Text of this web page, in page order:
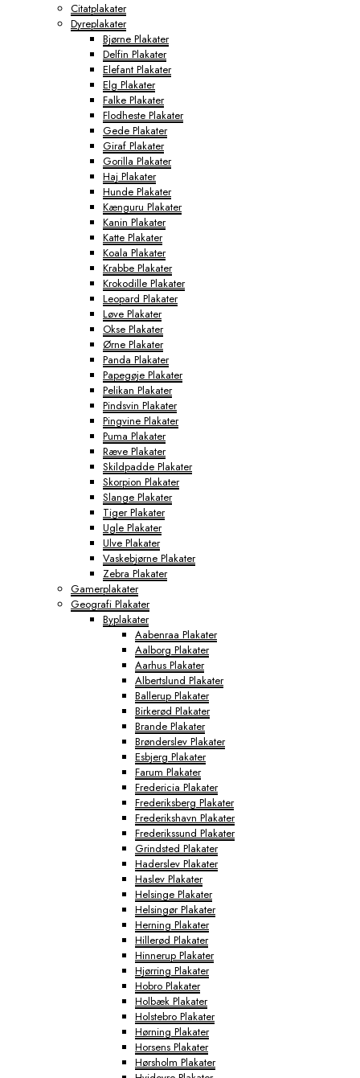
Citatplakater
Dyreplakater
Bjørne Plakater
Delfin Plakater
Elefant Plakater
Elg Plakater
Falke Plakater
Flodheste Plakater
Gede Plakater
Giraf Plakater
Gorilla Plakater
Haj Plakater
Hunde Plakater
Kænguru Plakater
Kanin Plakater
Katte Plakater
Koala Plakater
Krabbe Plakater
Krokodille Plakater
Leopard Plakater
Løve Plakater
Okse Plakater
Ørne Plakater
Panda Plakater
Papegøje Plakater
Pelikan Plakater
Pindsvin Plakater
Pingvine Plakater
Puma Plakater
Ræve Plakater
Skildpadde Plakater
Skorpion Plakater
Slange Plakater
Tiger Plakater
Ugle Plakater
Ulve Plakater
Vaskebjørne Plakater
Zebra Plakater
Gamerplakater
Geografi Plakater
Byplakater
Aabenraa Plakater
Aalborg Plakater
Aarhus Plakater
Albertslund Plakater
Ballerup Plakater
Birkerød Plakater
Brande Plakater
Brønderslev Plakater
Esbjerg Plakater
Farum Plakater
Fredericia Plakater
Frederiksberg Plakater
Frederikshavn Plakater
Frederikssund Plakater
Grindsted Plakater
Haderslev Plakater
Haslev Plakater
Helsinge Plakater
Helsingør Plakater
Herning Plakater
Hillerød Plakater
Hinnerup Plakater
Hjørring Plakater
Hobro Plakater
Holbæk Plakater
Holstebro Plakater
Hørning Plakater
Horsens Plakater
Hørsholm Plakater